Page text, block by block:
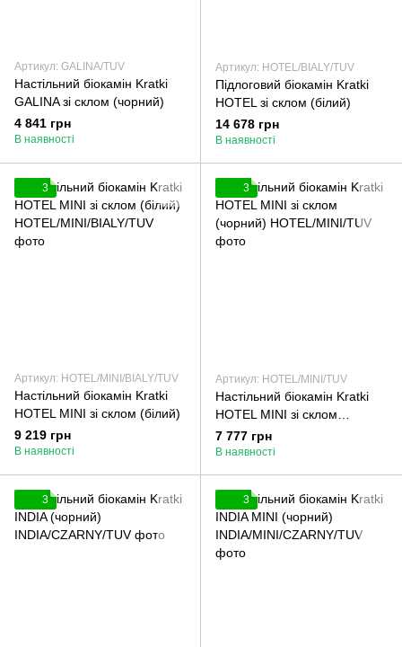
Артикул: GALINA/TUV
Настільний біокамін Kratki
GALINA зі склом (чорний)
4 841 грн
В наявності
Артикул: HOTEL/BIALY/TUV
Підлоговий біокамін Kratki
HOTEL зі склом (білий)
14 678 грн
В наявності
3
Артикул: HOTEL/MINI/BIALY/TUV
Настільний біокамін Kratki
HOTEL MINI зі склом (білий)
9 219 грн
В наявності
3
Артикул: HOTEL/MINI/TUV
Настільний біокамін Kratki
HOTEL MINI зі склом
(чорний)
7 777 грн
В наявності
3 3